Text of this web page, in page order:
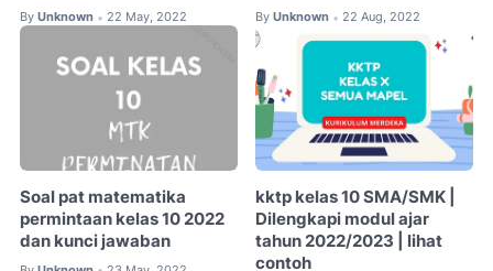
By Unknown • 22 May, 2022 By Unknown • 22 Aug, 2022
Soal pat matematika
permintaan kelas 10 2022
dan kunci jawaban
kktp kelas 10 SMA/SMK |
Dilengkapi modul ajar
tahun 2022/2023 | lihat
contoh